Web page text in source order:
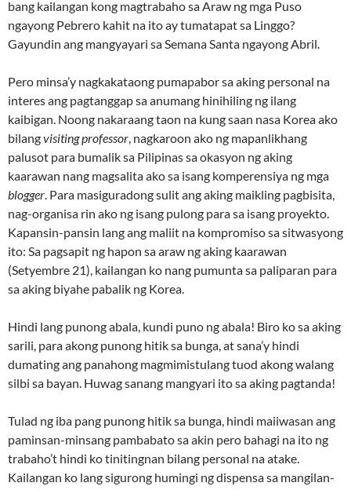
bang kailangan kong magtrabaho sa Araw ng mga Puso
ngayong Pebrero kahit na ito ay tumatapat sa Linggo?
Gayundin ang mangyayari sa Semana Santa ngayong Abril.
Pero minsa’y nagkakataong pumapabor sa aking personal na
interes ang pagtanggap sa anumang hinihiling ng ilang
kaibigan. Noong nakaraang taon na kung saan nasa Korea ako
bilangvisiting professor, nagkaroon ako ng mapanlikhang
palusot para bumalik sa Pilipinas sa okasyon ng aking
kaarawan nang magsalita ako sa isang komperensiya ng mga
blogger. Para masiguradong sulit ang aking maikling pagbisita,
nag-organisa rin ako ng isang pulong para sa isang proyekto.
Kapansin-pansin lang ang maliit na kompromiso sa sitwasyong
ito: Sa pagsapit ng hapon sa araw ng aking kaarawan
(Setyembre 21), kailangan ko nang pumunta sa paliparan para
sa aking biyahe pabalik ng Korea.
Hindi lang punong abala, kundi puno ng abala! Biro ko sa aking
sarili, para akong punong hitik sa bunga, at sana’y hindi
dumating ang panahong magmimistulang tuod akong walang
silbi sa bayan. Huwag sanang mangyari ito sa aking pagtanda!
Tulad ng iba pang punong hitik sa bunga, hindi maiiwasan ang
paminsan-minsang pambabato sa akin pero bahagi na ito ng
trabaho’t hindi ko tinitingnan bilang personal na atake.
Kailangan ko lang sigurong humingi ng dispensa sa mangilan-